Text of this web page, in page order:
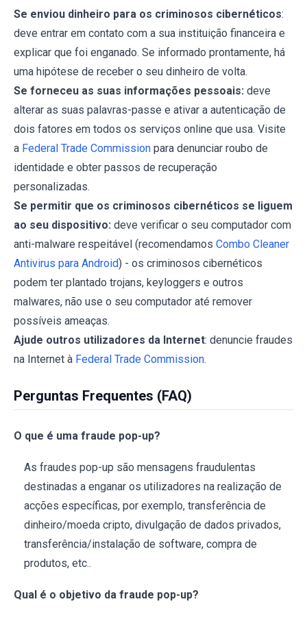
Se enviou dinheiro para os criminosos cibernéticos:
deve entrar em contato com a sua instituição financeira e
explicar que foi enganado. Se informado prontamente, há
uma hipótese de receber o seu dinheiro de volta.
Se forneceu as suas informações pessoais: deve
alterar as suas palavras-passe e ativar a autenticação de
dois fatores em todos os serviços online que usa. Visite
a Federal Trade Commission para denunciar roubo de
identidade e obter passos de recuperação
personalizadas.
Se permitir que os criminosos cibernéticos se liguem
ao seu dispositivo: deve verificar o seu computador com
anti-malware respeitável (recomendamos Combo Cleaner
Antivirus para Android) - os criminosos cibernéticos
podem ter plantado trojans, keyloggers e outros
malwares, não use o seu computador até remover
possíveis ameaças.
Ajude outros utilizadores da Internet: denuncie fraudes
na Internet à Federal Trade Commission.
Perguntas Frequentes (FAQ)
O que é uma fraude pop-up?
As fraudes pop-up são mensagens fraudulentas
destinadas a enganar os utilizadores na realização de
acções específicas, por exemplo, transferência de
dinheiro/moeda cripto, divulgação de dados privados,
transferência/instalação de software, compra de
produtos, etc..
Qual é o objetivo da fraude pop-up?